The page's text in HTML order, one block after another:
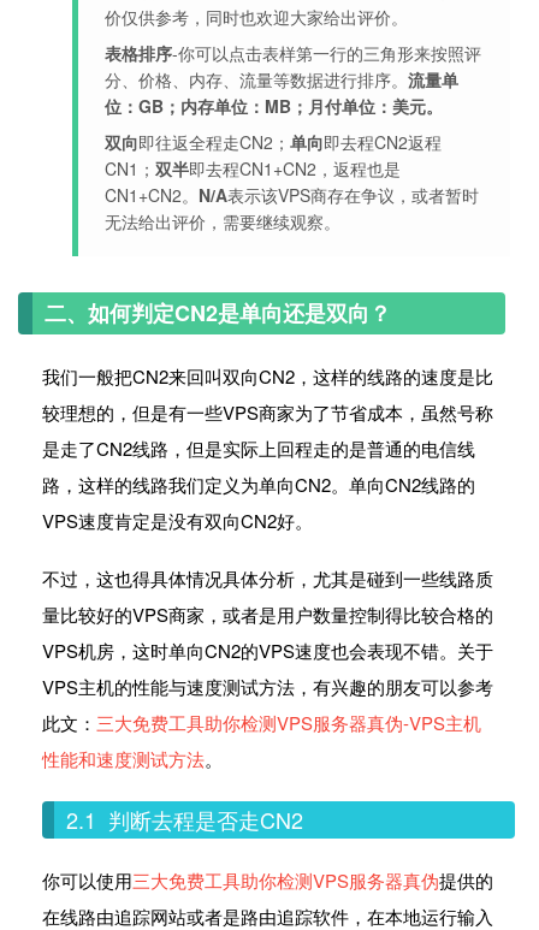
价仅供参考，同时也欢迎大家给出评价。
表格排序-你可以点击表样第一行的三角形来按照评
分、价格、内存、流量等数据进行排序。 流量单
位：GB；内存单位：MB；月付单位：美元。
双向即往返全程走CN2； 单向即去程CN2返程
CN1； 双半即去程CN1+CN2，返程也是
CN1+CN2。 N/A表示该VPS商存在争议，或者暂时
无法给出评价，需要继续观察。
二、如何判定CN2是单向还是双向？
我们一般把CN2来回叫双向CN2，这样的线路的速度是比
较理想的，但是有一些VPS商家为了节省成本，虽然号称
是走了CN2线路，但是实际上回程走的是普通的电信线
路，这样的线路我们定义为单向CN2。单向CN2线路的
VPS速度肯定是没有双向CN2好。
不过，这也得具体情况具体分析，尤其是碰到一些线路质
量比较好的VPS商家，或者是用户数量控制得比较合格的
VPS机房，这时单向CN2的VPS速度也会表现不错。关于
VPS主机的性能与速度测试方法，有兴趣的朋友可以参考
此文： 三大免费工具助你检测VPS服务器真伪-VPS主机
性能和速度测试方法。
2.1 判断去程是否走CN2
你可以使用三大免费工具助你检测VPS服务器真伪提供的
在线路由追踪网站或者是路由追踪软件，在本地运行输入